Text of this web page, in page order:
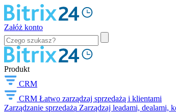
Załóż konto
Produkt
CRM
CRM Łatwo zarządzaj sprzedażą i klientami
Zarządzanie sprzedażą Zarządzaj leadami, dealami,